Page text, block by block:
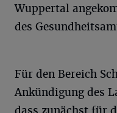
Wuppertal
des
Für den Bereich
Ankündigung des